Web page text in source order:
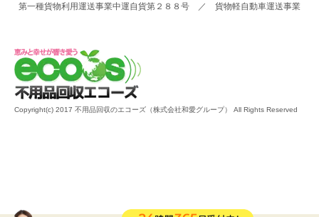
第一種貨物利用運送事業中運自貨第２８８号 ／ 貨物軽自動車運送事業
Copyright(c) 2017 不用品回収のエコーズ（株式会社和愛グループ） All Rights Reserved